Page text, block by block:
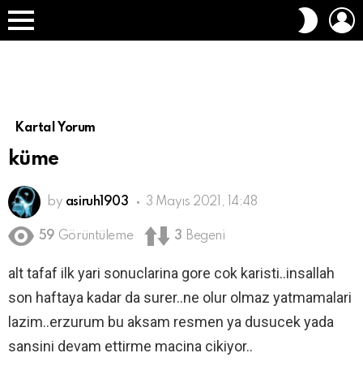
Menü
DIŞ
Kartal Yorum
küme
by asiruh1903 3 Mayıs 2021, 14:48
59 Görüntüleme 3 Begeni
alt tafaf ilk yari sonuclarina gore cok karisti..insallah
son haftaya kadar da surer..ne olur olmaz yatmamalari
lazim..erzurum bu aksam resmen ya dusucek yada
sansini devam ettirme macina cikiyor..